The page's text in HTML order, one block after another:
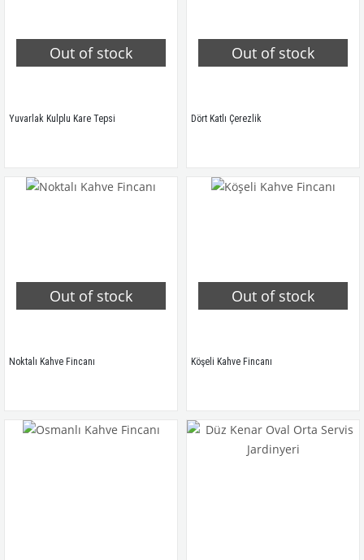
Out of stock
Yuvarlak Kulplu Kare Tepsi
Out of stock
Dört Katlı Çerezlik
Out of stock
Noktalı Kahve Fincanı
Out of stock
Köşeli Kahve Fincanı